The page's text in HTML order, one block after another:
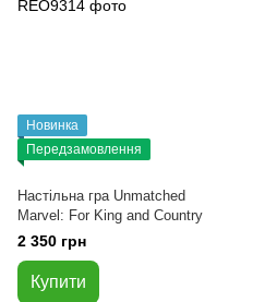
Новинка
Передзамовлення
Настільна гра Unmatched
Marvel: For King and Country
2 350 грн
Купити